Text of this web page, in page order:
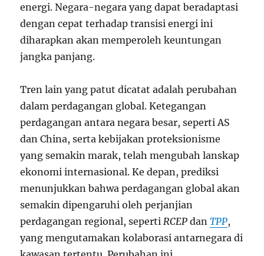
energi. Negara-negara yang dapat beradaptasi
dengan cepat terhadap transisi energi ini
diharapkan akan memperoleh keuntungan
jangka panjang.
Tren lain yang patut dicatat adalah perubahan
dalam perdagangan global. Ketegangan
perdagangan antara negara besar, seperti AS
dan China, serta kebijakan proteksionisme
yang semakin marak, telah mengubah lanskap
ekonomi internasional. Ke depan, prediksi
menunjukkan bahwa perdagangan global akan
semakin dipengaruhi oleh perjanjian
perdagangan regional, seperti RCEP danTPP,
yang mengutamakan kolaborasi antarnegara di